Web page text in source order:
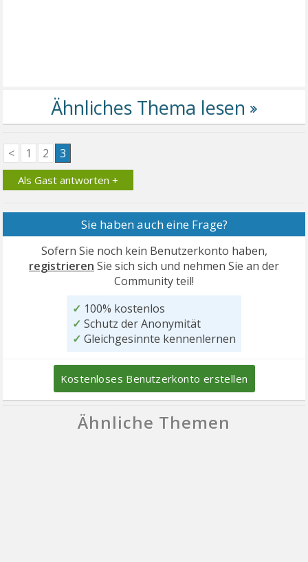
< 1 2 3
Als Gast antworten +
Sie haben auch eine Frage?
Sofern Sie noch kein Benutzerkonto haben,
registrieren Sie sich sich und nehmen Sie an der
Community teil!
✓ 100% kostenlos
✓ Schutz der Anonymität
✓ Gleichgesinnte kennenlernen
Kostenloses Benutzerkonto erstellen
Ähnliche Themen